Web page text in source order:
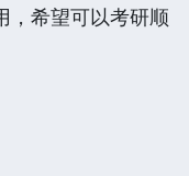
，希望可以考研顺